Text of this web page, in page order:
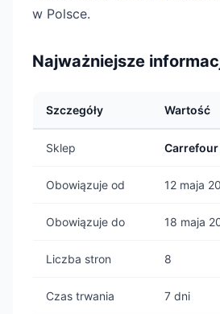
w Polsce.
Najważniejsze
Szczegóły Wartość
Sklep Carrefour
Obowiązuje od 12 maja
Obowiązuje do 18 maja
Liczba stron 8
Czas trwania 7 dni